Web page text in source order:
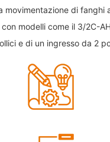
movimentazione di fanghi
modelli come il 3/2C-
e di un ingresso da 2